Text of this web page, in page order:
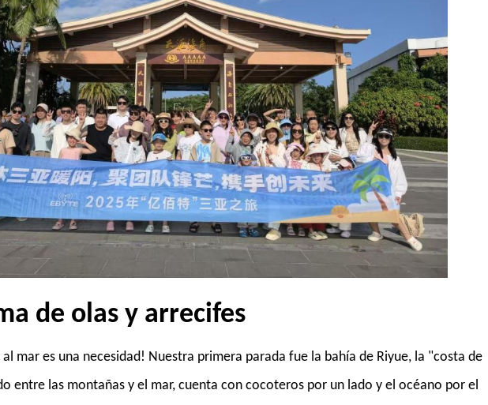
de olas y arrecifes
mar es una necesidad! Nuestra primera parada fue la bahía de Riyue, la "costa de
entre las montañas y el mar, cuenta con cocoteros por un lado y el océano por el